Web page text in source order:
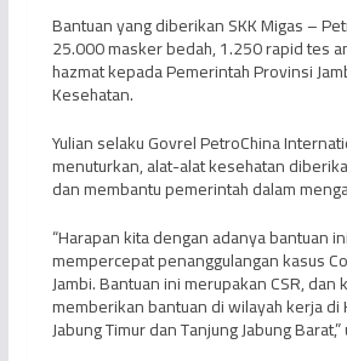
Bantuan yang diberikan SKK Migas –
25.000 masker bedah, 1.250 rapid tes
hazmat kepada Pemerintah Provinsi
Kesehatan.
Yulian selaku Govrel PetroChina
menuturkan, alat-alat kesehatan
dan membantu pemerintah dalam
“Harapan kita dengan adanya bantuan
mempercepat penanggulangan kasus
Jambi. Bantuan ini merupakan CSR, dan
memberikan bantuan di wilayah kerja di
Jabung Timur dan Tanjung Jabung